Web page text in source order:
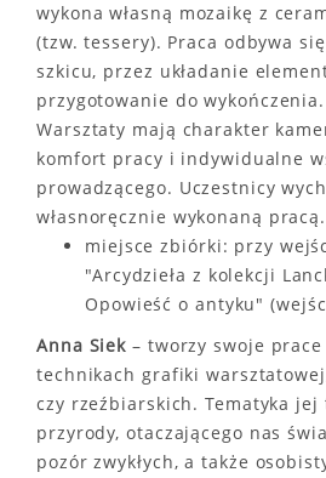
wykona własną mozaikę z
(tzw. tessery). Praca odbywa
szkicu, przez układanie
przygotowanie do wykończenia.
Warsztaty mają charakter
komfort pracy i indywidualne
prowadzącego. Uczestnicy
własnoręcznie wykonaną pracą.
miejsce zbiórki: przy
"Arcydzieła z kolekcji
Opowieść o antyku"
Anna Siek – tworzy swoje
technikach grafiki
czy rzeźbiarskich. Tematyka jej
przyrody, otaczającego nas
pozór zwykłych, a także